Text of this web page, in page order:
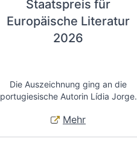
Staatspreis für
Europäische Literatur
2026
Die Auszeichnung ging an die
portugiesische Autorin Lídia Jorge.
Mehr